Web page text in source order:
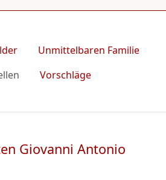
Unmittelbaren Familie
Vorschläge
Giovanni Antonio